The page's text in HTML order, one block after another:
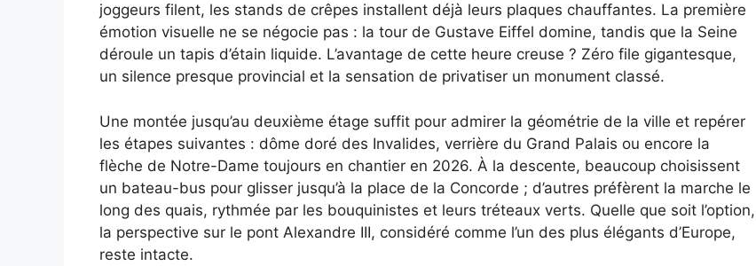
joggeurs filent, les stands de crêpes installent déjà leurs plaques chauffantes. La première
émotion visuelle ne se négocie pas : la tour de Gustave Eiffel domine, tandis que la Seine
déroule un tapis d’étain liquide. L’avantage de cette heure creuse ? Zéro file gigantesque,
un silence presque provincial et la sensation de privatiser un monument classé.
Une montée jusqu’au deuxième étage suffit pour admirer la géométrie de la ville et repérer
les étapes suivantes : dôme doré des Invalides, verrière du Grand Palais ou encore la
flèche de Notre-Dame toujours en chantier en 2026. À la descente, beaucoup choisissent
un bateau-bus pour glisser jusqu’à la place de la Concorde ; d’autres préfèrent la marche le
long des quais, rythmée par les bouquinistes et leurs tréteaux verts. Quelle que soit l’option,
la perspective sur le pont Alexandre III, considéré comme l’un des plus élégants d’Europe,
reste intacte.